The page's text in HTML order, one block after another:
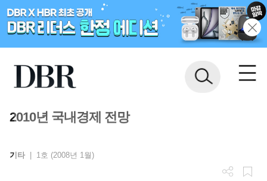
2010년 국내경제 전망
기타 1호 (2008년 1월)